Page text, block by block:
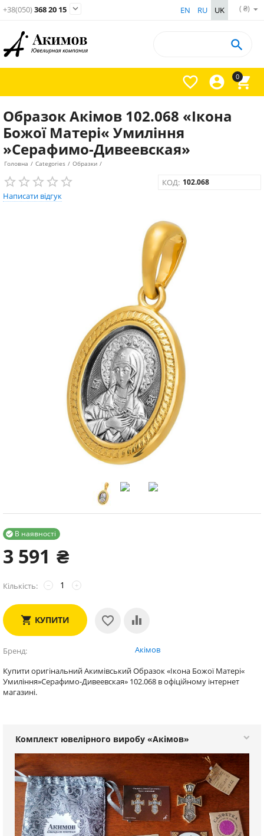
( ₴)
EN RU UK
+38(050)368 20 15 
0




Образок Акімов 102.068 «Ікона
Божої Матері« Умиління
»Серафимо-Дивеевская»
Головна / Categories / Образки /
Написати відгук
КОД: 102.068
В наявності

3 591 ₴
Кількість: +
−
КУПИТИ
Бренд Акімов
Купити оригінальний Акимівський Образок «Ікона Божої Матері«
Умиління»Серафимо-Дивеевская» 102.068 в офіційному інтернет
магазині.
Комплект ювелірного виробу «Акімов»